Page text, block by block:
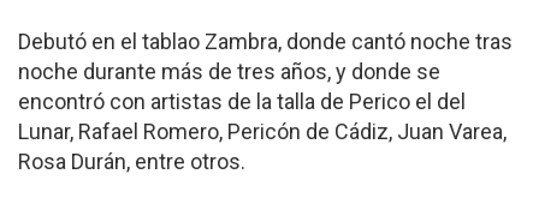
Debutó en el tablao Zambra, donde cantó noche tras
noche durante más de tres años, y donde se
encontró con artistas de la talla de Perico el del
Lunar, Rafael Romero, Pericón de Cádiz, Juan Varea,
Rosa Durán, entre otros.